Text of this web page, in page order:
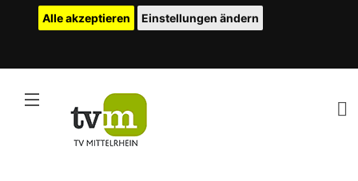
Alle akzeptieren Einstellungen ändern